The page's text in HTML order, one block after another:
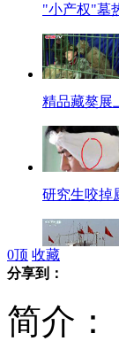
"小产权"墓
精品藏獒展
研究生咬掉
0顶 收藏
分享到：
简介：